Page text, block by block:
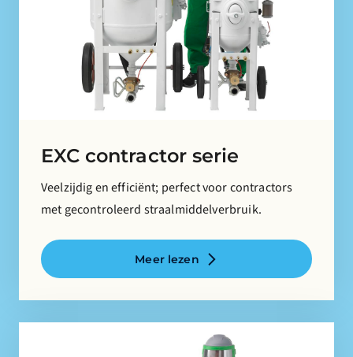
EXC contractor serie
Veelzijdig en efficiënt; perfect voor contractors
met gecontroleerd straalmiddelverbruik.
Meer lezen